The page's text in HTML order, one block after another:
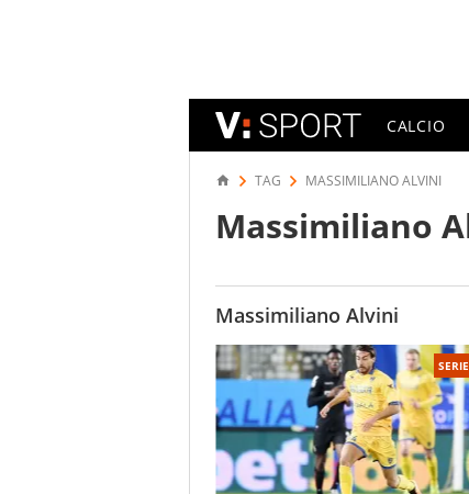
CALCIO
TAG MASSIMILIANO ALVINI
Massimiliano
Massimiliano Alvini